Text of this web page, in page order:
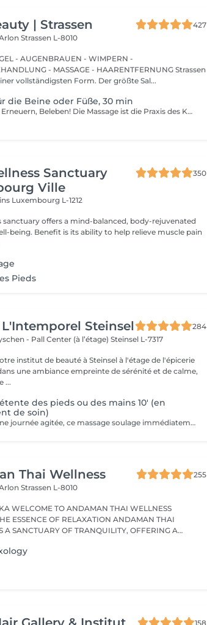
| Strassen
427
Strassen L-8010
- AUGENBRAUEN - WIMPERN -
- MASSAGE - HAARENTFERNUNG Strassen
vollständigsten Form. Der größte Sal...
die Beine oder Füße, 30 min
Entspannen, Erneuern, Beleben! Die Massage ist die Praxis des Knetens oder Manipulierens der Muskeln und anderer Weichteile einer Person, um Stress zu reduzieren, Muskelschmerzen zu lindern, die Entspannung zu fördern und die Funktion des Immunsystems zu verbessern. Vorteile einer Bein - oder Fußmassage: - reduziert Stress - entspannend - verbessert die Durchblutung - verbessert das Immunsystem des Körpers Wie wird eine Bein- oder Fußmassage durchgeführt? - Füße und Beine werden massiert Altersbeschränkungen: es gibt keine Altersbeschränkungen für dieses Verfahren. Empfehlungen nach dem Eingriff: nach dem Eingriff 2-3 Stunden keinen Sport und plötzliche Bewegungen machen. Frequenz: 1-2 Mal pro Woche, insgesamt 10 Mal. Wiederholen Sie den Eingriff alle 3-6 Monate.
Sanctuary
Ville
350
Luxembourg L-1212
sanctuary offers a mind-balanced, body-rejuvenated
help relieve muscle pain
Pieds
Steinsel
284
- Pall Center (à l’étage)Steinsel L-7317
institut de beauté à Steinsel à l'étage de l'épicerie
une ambiance empreinte de sérénité et de calme,
...
des pieds ou des mains 10' (en
de soin)
Idéal après une journée agitée, ce massage soulage immédiatement vos pieds. Pourquoi ne pas profiter d'un massage des pieds pendant votre pose masque? Uniquement en complément d'un soin du visage.
Thai Wellness
255
Strassen L-8010
WELCOME TO ANDAMAN THAI WELLNESS
ESSENCE OF RELAXATION ANDAMAN THAI
A SANCTUARY OF TRANQUILITY, OFFERING A
158